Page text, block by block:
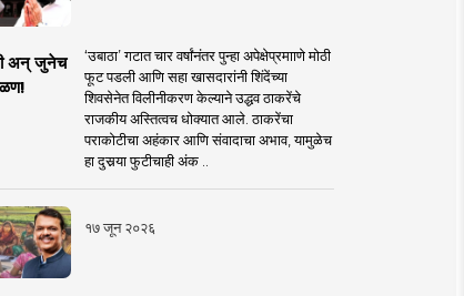
अन् जुनेच
‘उबाठा’ गटात चार वर्षांनंतर पुन्हा अपेक्षेप्रमााणे मोठी
फूट पडली आणि सहा खासदारांनी शिंदेंच्या
शिवसेनेत विलीनीकरण केल्याने उद्धव ठाकरेंचे
राजकीय अस्तित्वच धोक्यात आले. ठाकरेंचा
पराकोटीचा अहंकार आणि संवादाचा अभाव, यामुळेच
हा दुसर्‍या फुटीचाही अंक ..
१७ जून २०२६